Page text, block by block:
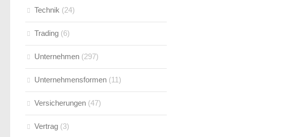
Technik (24)
Trading (6)
Unternehmen (297)
Unternehmensformen (11)
Versicherungen (47)
Vertrag (3)